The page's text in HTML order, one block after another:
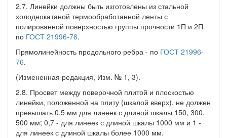
2.7. Линейки должны быть изготовлены из стальной
холоднокатаной термообработанной ленты с
полированной поверхностью группы прочности 1П и 2П
по ГОСТ 21996-76.
Прямолинейность продольного ребра - по ГОСТ 21996-
76.
(Измененная редакция, Изм. № 1, 3).
2.8. Просвет между поверочной плитой и плоскостью
линейки, положенной на плиту (шкалой вверх), не должен
превышать 0,5 мм для линеек с длиной шкалы 150, 300,
500 мм; 0,7 - для линеек с длиной шкалы 1000 мм и 1 -
для линеек с длиной шкалы более 1000 мм.